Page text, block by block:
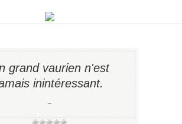
grand vaurien n'est
inintéressant.
−